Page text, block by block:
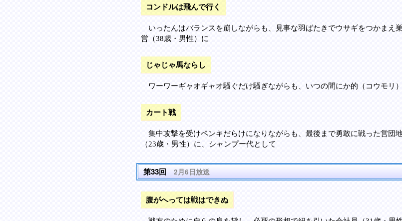
コンドルは飛んで行く
いったんはバランスを崩しながらも、見事な羽ばたきでウサギをつかまえ
営（38歳・男性）に
じゃじゃ馬ならし
ワーワーギャオギャオ騒ぐだけ騒ぎながらも、いつの間にか的（コウモリ
カート戦
集中攻撃を受けペンキだらけになりながらも、最後まで勇敢に戦った営団
（23歳・男性）に、シャンプー代として
第33回 2月6日放送
腹がへっては戦はできぬ